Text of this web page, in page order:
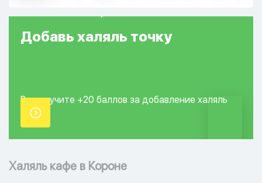
Добавь халяль точку
Вы получите +20 баллов за добавление халяль
точки.
Халяль кафе в Короне